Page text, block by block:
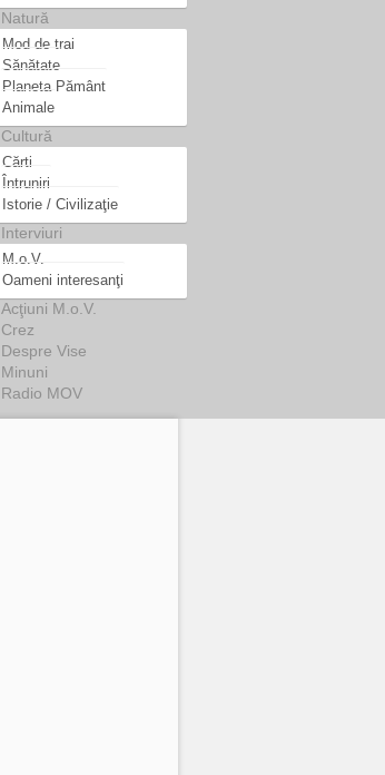
Natură
Mod de trai
Sănătate
Planeta Pământ
Animale
Cultură
Cărti
Întruniri
Istorie / Civilizaţie
Interviuri
M.o.V.
Oameni interesanţi
Acţiuni M.o.V.
Crez
Despre Vise
Minuni
Radio MOV